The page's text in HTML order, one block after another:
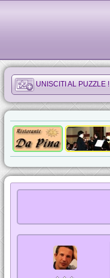
UNISCITI AL PUZZLE !